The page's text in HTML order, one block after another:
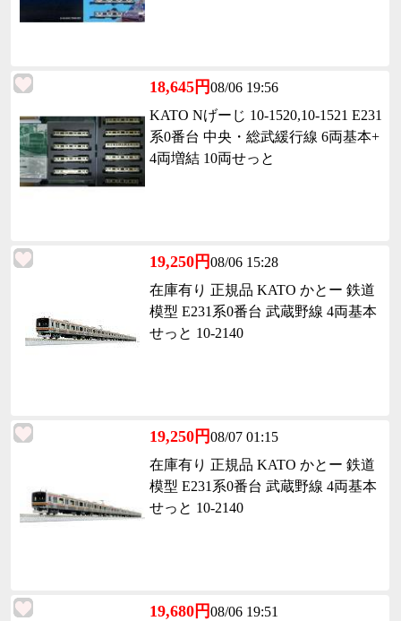
18,645円08/06 19:56
KATO Nげーじ 10-1520,10-1521 E231
系0番台 中央・総武緩行線 6両基本+
4両増結 10両せっと
19,250円08/06 15:28
在庫有り 正規品 KATO かとー 鉄道
模型 E231系0番台 武蔵野線 4両基本
せっと 10-2140
19,250円08/07 01:15
在庫有り 正規品 KATO かとー 鉄道
模型 E231系0番台 武蔵野線 4両基本
せっと 10-2140
19,680円08/06 19:51